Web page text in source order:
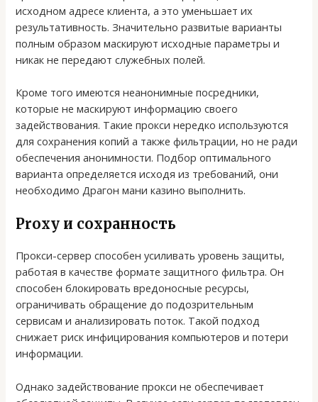
исходном адресе клиента, а это уменьшает их
результативность. Значительно развитые варианты
полным образом маскируют исходные параметры и
никак не передают служебных полей.
Кроме того имеются неанонимные посредники,
которые не маскируют информацию своего
задействования. Такие прокси нередко используются
для сохранения копий а также фильтрации, но не ради
обеспечения анонимности. Подбор оптимального
варианта определяется исходя из требований, они
необходимо Драгон мани казино выполнить.
Proxy и сохранность
Прокси-сервер способен усиливать уровень защиты,
работая в качестве формате защитного фильтра. Он
способен блокировать вредоносные ресурсы,
ограничивать обращение до подозрительным
сервисам и анализировать поток. Такой подход
снижает риск инфицирования компьютеров и потери
информации.
Однако задействование прокси не обеспечивает